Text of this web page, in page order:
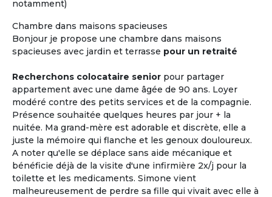
notamment)
Chambre dans maisons spacieuses
Bonjour je propose une chambre dans maisons
spacieuses avec jardin et terrasse pour un retraité
Recherchons colocataire senior pour partager
appartement avec une dame âgée de 90 ans. Loyer
modéré contre des petits services et de la compagnie.
Présence souhaitée quelques heures par jour + la
nuitée. Ma grand-mère est adorable et discrète, elle a
juste la mémoire qui flanche et les genoux douloureux.
A noter qu'elle se déplace sans aide mécanique et
bénéficie déjà de la visite d'une infirmière 2x/j pour la
toilette et les medicaments. Simone vient
malheureusement de perdre sa fille qui vivait avec elle à